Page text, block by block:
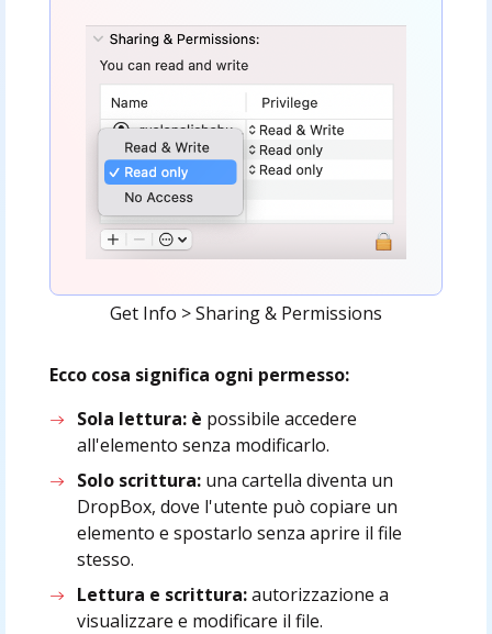
Get Info > Sharing & Permissions
Ecco cosa significa ogni permesso:
Sola lettura: è possibile accedere
all'elemento senza modificarlo.
Solo scrittura: una cartella diventa un
DropBox, dove l'utente può copiare un
elemento e spostarlo senza aprire il file
stesso.
Lettura e scrittura:autorizzazione a
visualizzare e modificare il file.